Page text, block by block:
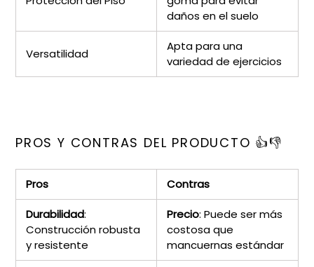
daños en el suelo
Versatilidad
Apta para una
variedad de ejercicios
PROS Y CONTRAS DEL PRODUCTO 👍👎
Pros Contras
Durabilidad:
Construcción robusta
y resistente
Precio: Puede ser más
costosa que
mancuernas estándar